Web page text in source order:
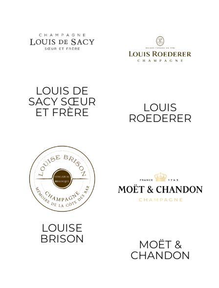
LOUIS DE
SACY SŒUR
ET FRÈRE
LOUIS
ROEDERER
LOUISE
BRISON
MOËT &
CHANDON